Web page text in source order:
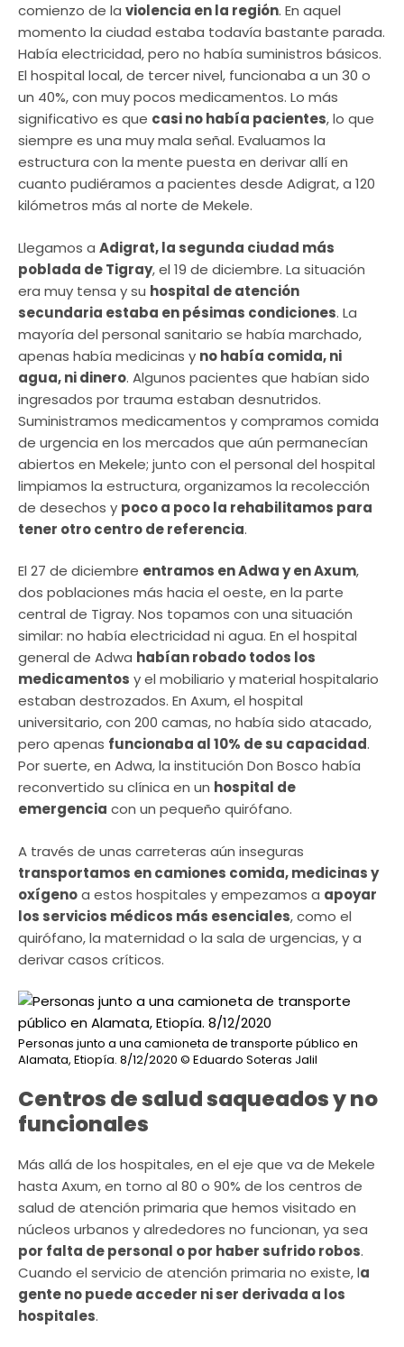
comienzo de la violencia en la región. En aquel
momento la ciudad estaba todavía bastante parada.
Había electricidad, pero no había suministros básicos.
El hospital local, de tercer nivel, funcionaba a un 30 o
un 40%, con muy pocos medicamentos. Lo más
significativo es que casi no había pacientes, lo que
siempre es una muy mala señal. Evaluamos la
estructura con la mente puesta en derivar allí en
cuanto pudiéramos a pacientes desde Adigrat, a 120
kilómetros más al norte de Mekele.
Llegamos a Adigrat, la segunda ciudad más
poblada de Tigray, el 19 de diciembre. La situación
era muy tensa y su hospital de atención
secundaria estaba en pésimas condiciones. La
mayoría del personal sanitario se había marchado,
apenas había medicinas y no había comida, ni
agua, ni dinero. Algunos pacientes que habían sido
ingresados por trauma estaban desnutridos.
Suministramos medicamentos y compramos comida
de urgencia en los mercados que aún permanecían
abiertos en Mekele; junto con el personal del hospital
limpiamos la estructura, organizamos la recolección
de desechos y poco a poco la rehabilitamos para
tener otro centro de referencia.
El 27 de diciembre entramos en Adwa y en Axum,
dos poblaciones más hacia el oeste, en la parte
central de Tigray. Nos topamos con una situación
similar: no había electricidad ni agua. En el hospital
general de Adwa habían robado todos los
medicamentos y el mobiliario y material hospitalario
estaban destrozados. En Axum, el hospital
universitario, con 200 camas, no había sido atacado,
pero apenas funcionaba al 10% de su capacidad.
Por suerte, en Adwa, la institución Don Bosco había
reconvertido su clínica en un hospital de
emergencia con un pequeño quirófano.
A través de unas carreteras aún inseguras
transportamos en camiones comida, medicinas y
oxígenoa estos hospitales y empezamos a apoyar
los servicios médicos más esenciales, como el
quirófano, la maternidad o la sala de urgencias, y a
derivar casos críticos.
Personas junto a una camioneta de transporte público en
Alamata, Etiopía. 8/12/2020 © Eduardo Soteras Jalil
Centros de salud saqueados y no
funcionales
Más allá de los hospitales, en el eje que va de Mekele
hasta Axum, en torno al 80 o 90% de los centros de
salud de atención primaria que hemos visitado en
núcleos urbanos y alrededores no funcionan, ya sea
por falta de personal o por haber sufrido robos.
Cuando el servicio de atención primaria no existe, la
gente no puede acceder ni ser derivada a los
hospitales.